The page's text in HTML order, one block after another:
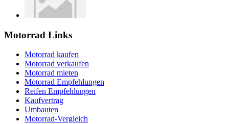
Motorrad Links
Motorrad kaufen
Motorrad verkaufen
Motorrad mieten
Motorrad Empfehlungen
Reifen Empfehlungen
Kaufvertrag
Umbauten
Motorrad-Vergleich